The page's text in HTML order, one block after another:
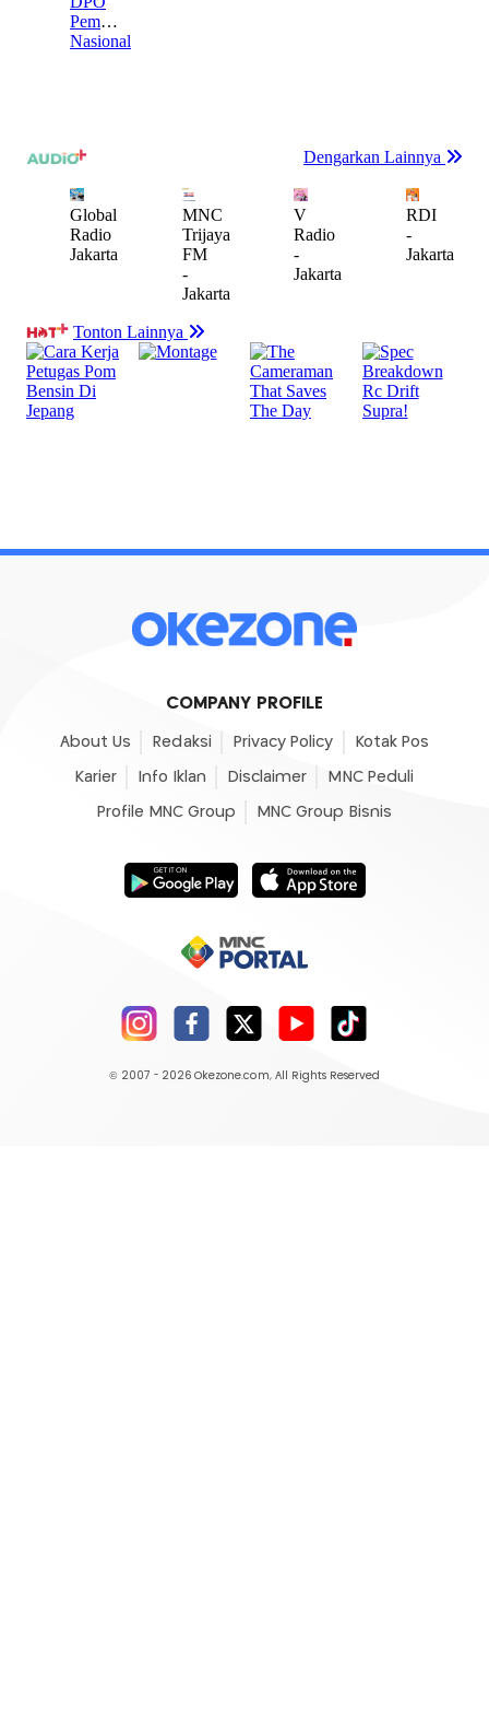
COMPANY PROFILE
About Us Redaksi Privacy Policy Kotak Pos
Karier Info Iklan Disclaimer MNC Peduli
Profile MNC Group MNC Group Bisnis
© 2007 - 2026 Okezone.com, All Rights Reserved